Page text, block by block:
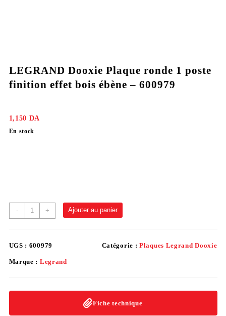
LEGRAND Dooxie Plaque ronde 1 poste
finition effet bois ébène – 600979
1,150 DA
En stock
- + Ajouter au panier
UGS : 600979 Catégorie :Plaques Legrand Dooxie
Marque : Legrand
Fiche technique